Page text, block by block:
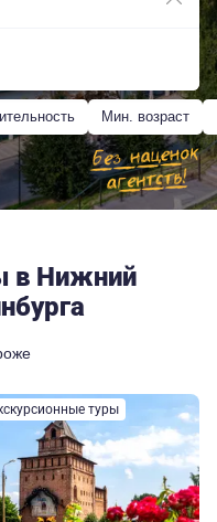
Мин. возраст
в Нижний
туры